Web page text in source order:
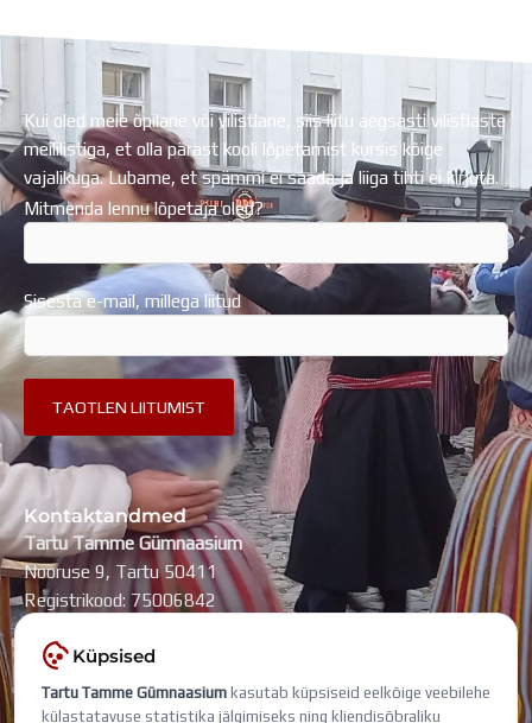
Kui oled meie õpilane või vilistlane, siis liitu aegsasti vilistlaste
meililistiga, et olla pärast kooli lõpetamist kursis kõige
vajalikuga. Lubame, et spämmi ei saada ja liiga tihti ei kirjuta.
Mitmenda lennu lõpetaja oled?
Sisesta e-mail, millega liitud
Kontaktandmed
Tartu Tamme Gümnaasium
Nooruse 9, Tartu 50411
Registrikood: 75006842
KONTAKTID
SearchSearch
Küpsised
Tartu Tamme Gümnaasium kasutab küpsiseid eelkõige veebilehe
külastatavuse statistika jälgimiseks ning kliendisõbraliku